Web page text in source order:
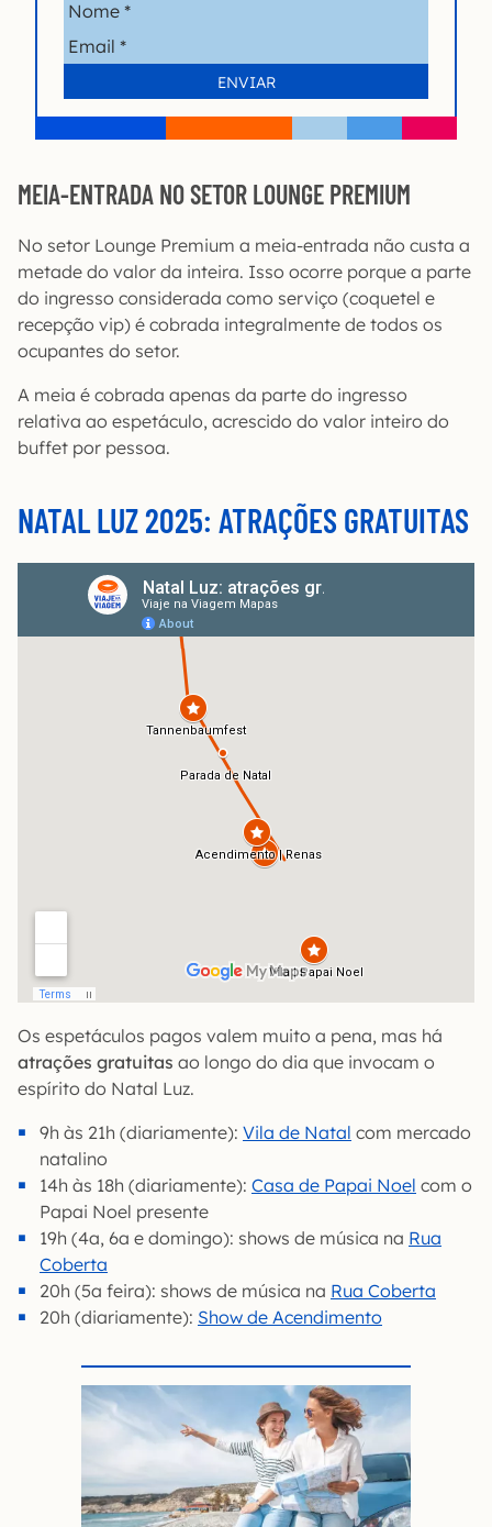
MEIA-ENTRADA NO SETOR LOUNGE PREMIUM
No setor Lounge Premium a meia-entrada não custa a
metade do valor da inteira. Isso ocorre porque a parte
do ingresso considerada como serviço (coquetel e
recepção vip) é cobrada integralmente de todos os
ocupantes do setor.
A meia é cobrada apenas da parte do ingresso
relativa ao espetáculo, acrescido do valor inteiro do
buffet por pessoa.
NATAL LUZ 2025: ATRAÇÕES GRATUITAS
Os espetáculos pagos valem muito a pena, mas há
atrações gratuitas ao longo do dia que invocam o
espírito do Natal Luz.
9h às 21h (diariamente): Vila de Natal com mercado
natalino
14h às 18h (diariamente): Casa de Papai Noel com o
Papai Noel presente
19h (4a, 6a e domingo): shows de música na Rua
Coberta
20h (5a feira): shows de música na Rua Coberta
20h (diariamente): Show de Acendimento